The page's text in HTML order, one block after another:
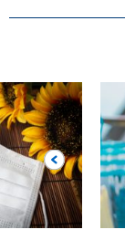
Previous